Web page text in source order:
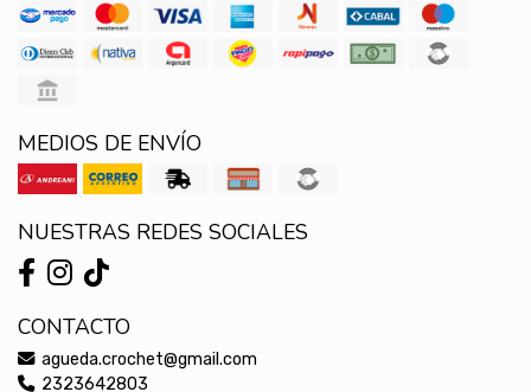
MEDIOS DE ENVÍO
NUESTRAS REDES SOCIALES
CONTACTO
agueda.crochet@gmail.com
2323642803